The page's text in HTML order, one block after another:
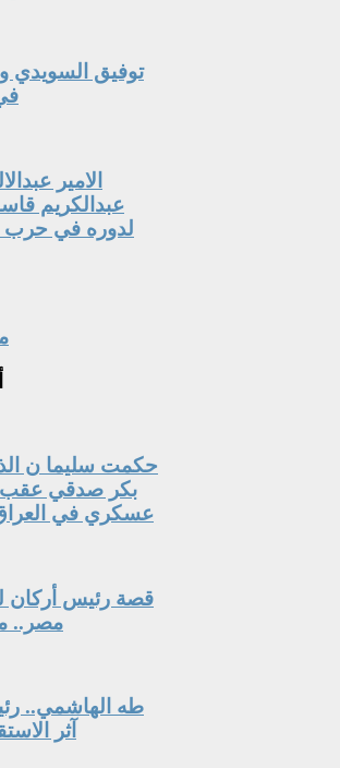
توفيق السويدي
الامير
عبدالكريم
لدوره في حرب
حكمت سليما ن
بكر صدقي عقب
عسكري في
قصة رئيس أركان
مصر..
طه الهاشمي..
آثر